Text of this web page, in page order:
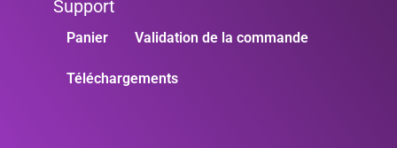
Support
Panier Validation de la commande
Téléchargements